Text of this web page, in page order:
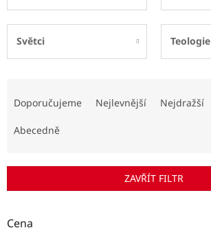
Světci Teologie
r
d
Doporučujeme Nejlevnější Nejdražší
Abecedně
ZAVŘÍT FILTR
Cena